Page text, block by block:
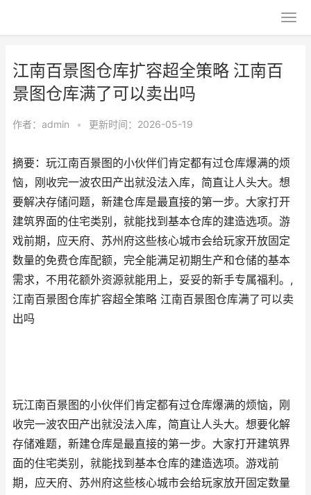
江南百景图仓库扩容超全策略 江南百
景图仓库满了可以卖出吗
作者： admin • 更新时间：2026-05-19
摘要：玩江南百景图的小伙伴们肯定都有过仓库爆满的烦
恼，刚收完一波农田产出就没法入库，简直让人头大。想
要解决存储问题，新建仓库是最直接的第一步。大家打开
建筑界面的住宅类别，就能找到基本仓库的建造选项。游
戏前期，应天府、苏州府这些核心城市会给玩家开放固定
数量的免费仓库配额，完全能满足初期生产和仓储的基本
需求，不用花额外资源就能用上，妥妥的新手专属福利。,
江南百景图仓库扩容超全策略 江南百景图仓库满了可以卖
出吗
玩江南百景图的小伙伴们肯定都有过仓库爆满的烦恼，刚
收完一波农田产出就没法入库，简直让人头大。想要化解
存储难题，新建仓库是最直接的第一步。大家打开建筑界
面的住宅类别，就能找到基本仓库的建造选项。游戏前
期，应天府、苏州府这些核心城市会给玩家放开固定数量